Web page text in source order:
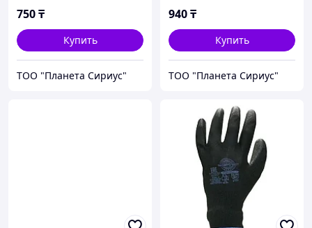
750₸
Купить
ТОО "Планета Сириус"
940₸
Купить
ТОО "Планета Сириус"